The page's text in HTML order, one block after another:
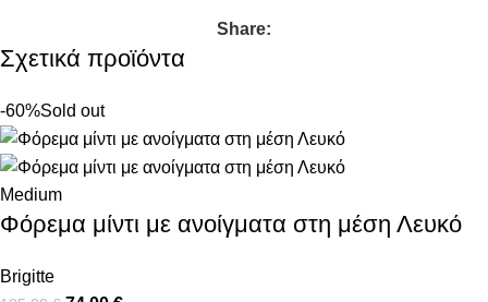
Share:
Σχετικά προϊόντα
-60%Sold out
Medium
Φόρεμα μίντι με ανοίγματα στη μέση Λευκό
Brigitte